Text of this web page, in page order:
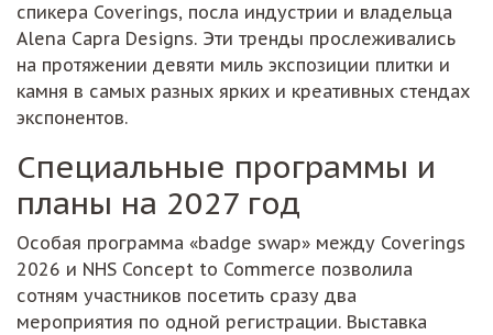
спикера Coverings, посла индустрии и владельца
Alena Capra Designs. Эти тренды прослеживались
на протяжении девяти миль экспозиции плитки и
камня в самых разных ярких и креативных стендах
экспонентов.
Специальные программы и
планы на 2027 год
Особая программа «badge swap» между Coverings
2026 и NHS Concept to Commerce позволила
сотням участников посетить сразу два
мероприятия по одной регистрации. Выставка